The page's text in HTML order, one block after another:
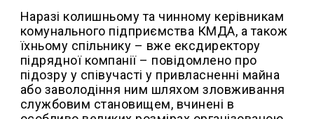
Наразі колишньому та чинному керівникам
комунального підприємства КМДА, а також
їхньому спільнику – вже ексдиректору
підрядної компанії – повідомлено про
підозру у співучасті у привласненні майна
або заволодіння ним шляхом зловживання
службовим становищем, вчинені в